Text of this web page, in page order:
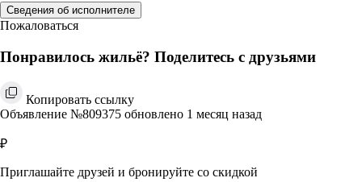
Сведения об исполнителе
Пожаловаться
Понравилось жильё? Поделитесь с друзьями
Копировать ссылку
Объявление №809375 обновлено 1 месяц назад
₽
Приглашайте друзей и бронируйте со скидкой